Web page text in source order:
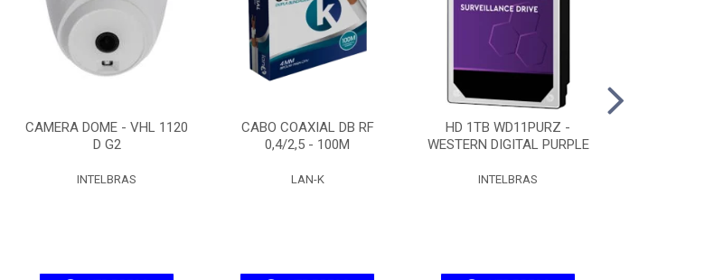
CAMERA DOME - VHL 1120
D G2
INTELBRAS
CABO COAXIAL DB RF
0,4/2,5 - 100M
LAN-K
HD 1TB WD11PURZ -
WESTERN DIGITAL PURPLE
INTELBRAS